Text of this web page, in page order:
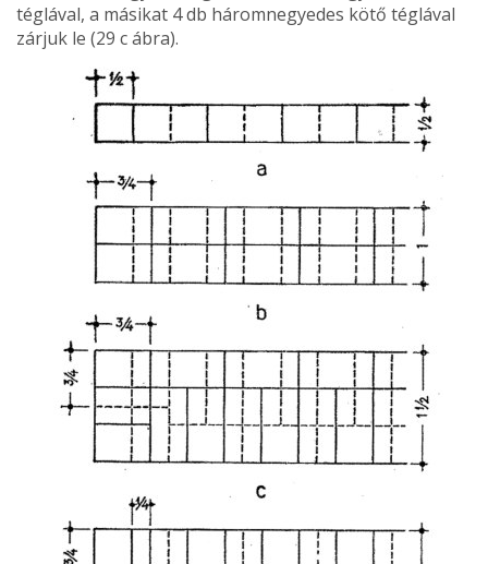
téglával, a másikat 4 db három­negyedes kötő téglával
zárjuk le (29 c ábra).